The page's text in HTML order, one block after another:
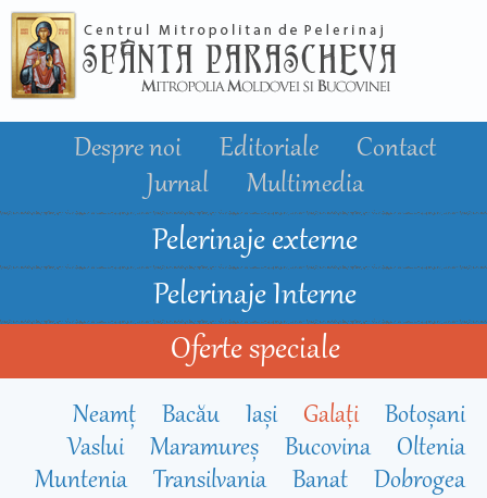
conţinutul
principal
Despre noi Editoriale
Contact
Jurnal
Multimedia
Pelerinaje externe
Pelerinaje Interne
Oferte speciale
Neamț Bacău Iași Galați
Botoșani
Vaslui
Maramureș Bucovina
Oltenia
Muntenia
Transilvania Banat
Dobrogea